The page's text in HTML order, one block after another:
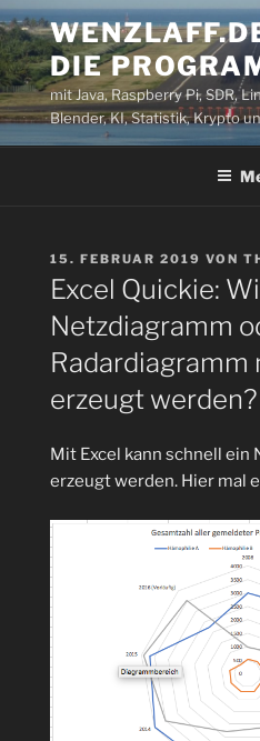
Zum
Inhalt
springenDIE
mit Java, Raspberry Pi, SDR,
Blender, KI, Statistik, Krypto
VERÖFFENTLICHT
AM
15. FEBRUAR 2019 VON
Excel Quickie:
Netzdiagramm
Radardiagramm
erzeugt werden?
Mit Excel kann schnell ein
erzeugt werden. Hier mal